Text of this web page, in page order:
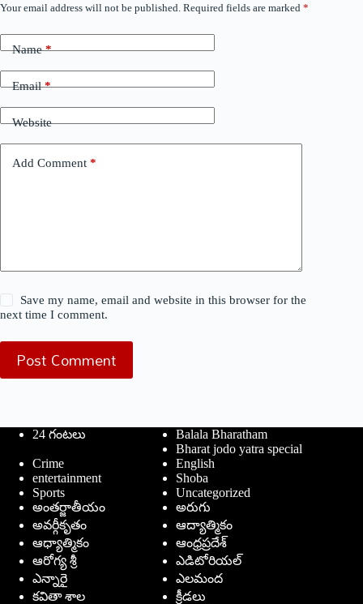
Your email address will not be published. Required fields are marked *
Name*
Email*
Website
Add Comment *
Save my name, email and website in this browser for the
next time I comment.
Post Comment
24 గంటలు
Balala Bharatham
Bharat jodo yatra special
Crime
English
entertainment
Shoba
Sports
Uncategorized
అంతర్జాతీయం
అరుగు
అవర్గీకృతం
ఆద్యాత్మికం
ఆధ్యాత్మికం
ఆంధ్రప్రదేశ్
ఆరోగ్య శ్రీ
ఎడిటోరియల్
ఎన్నారై
ఎలమంద
కవితా శాల
క్రీడలు